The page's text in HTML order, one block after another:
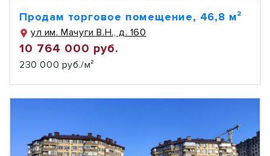
Продам торговое помещение, 46,8 м²
ул им. Мачуги В.Н., д. 160
10 764 000 руб.
230 000 руб./м²